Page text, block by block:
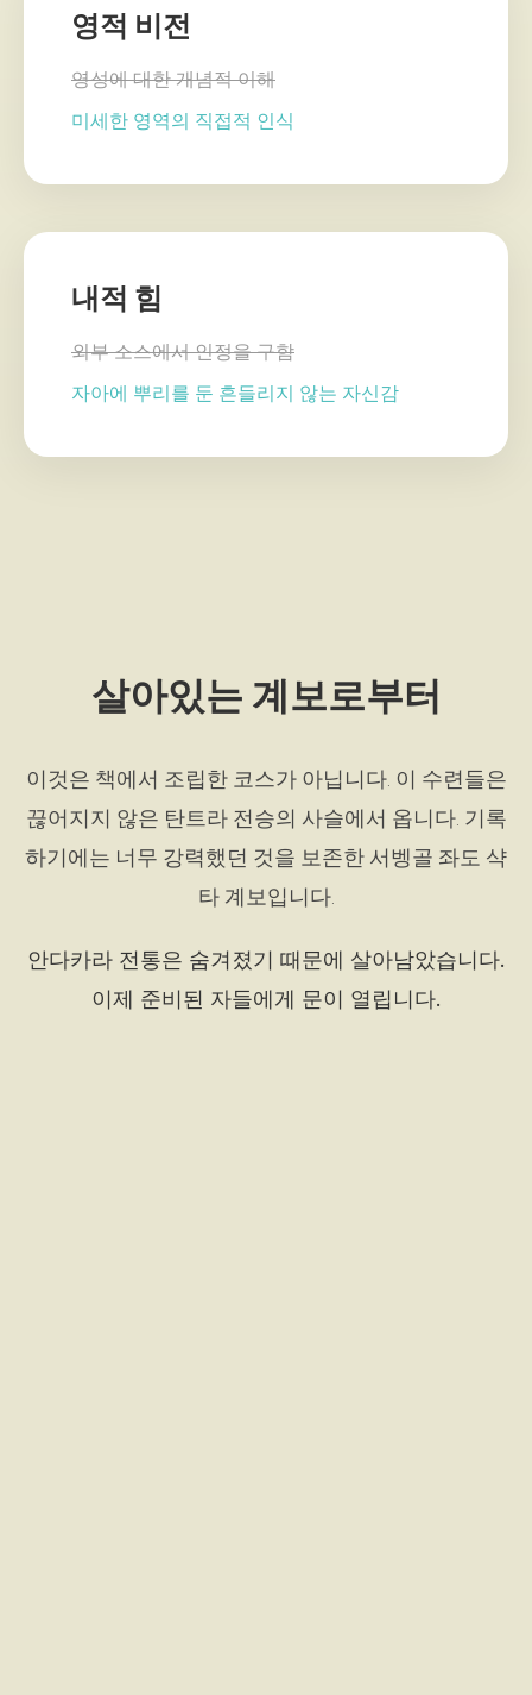
영적 비전
영성에 대한 개념적 이해
미세한 영역의 직접적 인식
내적 힘
외부 소스에서 인정을 구함
자아에 뿌리를 둔 흔들리지 않는 자신감
살아있는 계보로부터
이것은 책에서 조립한 코스가 아닙니다. 이 수련들은
끊어지지 않은 탄트라 전승의 사슬에서 옵니다. 기록
하기에는 너무 강력했던 것을 보존한 서벵골 좌도 샥
타 계보입니다.
안다카라 전통은 숨겨졌기 때문에 살아남았습니다.
이제 준비된 자들에게 문이 열립니다.